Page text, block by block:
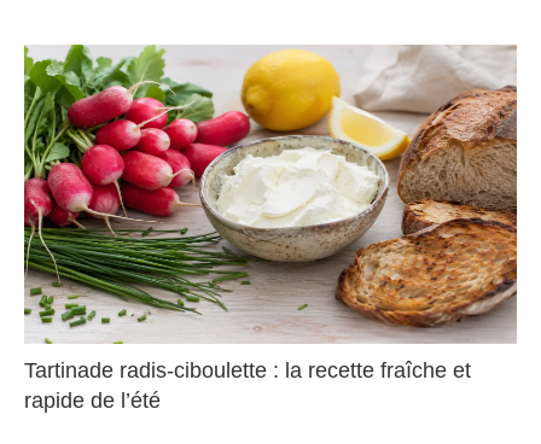
Tartinade radis-ciboulette : la recette fraîche et
rapide de l’été